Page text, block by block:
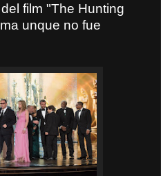
film "The Hunting
unque no fue